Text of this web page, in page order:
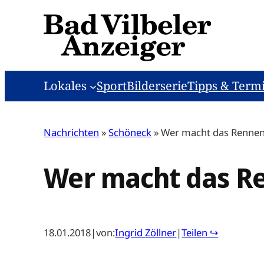
Lokales SportBilderserieTipps &
Nachrichten »Schöneck»Wer macht das
Wer macht das
18.01.2018|von:Ingrid Zöllner|Teilen ↪